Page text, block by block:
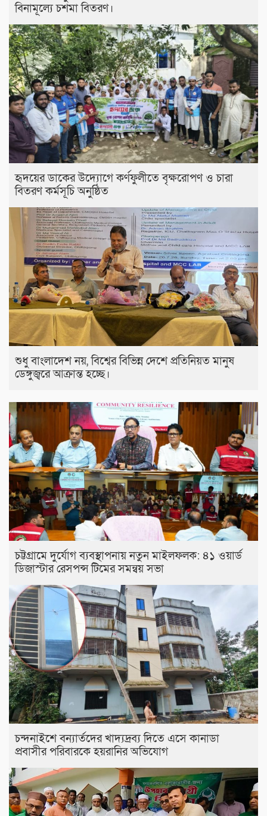
বিনামূল্যে চশমা বিতরণ।
হৃদয়ের ডাকের উদ্যোগে কর্ণফুলীতে বৃক্ষরোপণ ও চারা
বিতরণ কর্মসূচি অনুষ্ঠিত
শুধু বাংলাদেশ নয়, বিশ্বের বিভিন্ন দেশে প্রতিনিয়ত মানুষ
ডেঙ্গুজ্বরে আক্রান্ত হচ্ছে।
চট্টগ্রামে দুর্যোগ ব্যবস্থাপনায় নতুন মাইলফলক: ৪১ ওয়ার্ড
ডিজাস্টার রেসপন্স টিমের সমন্বয় সভা
চন্দনাইশে বন্যার্তদের খাদ্যদ্রব্য দিতে এসে কানাডা
প্রবাসীর পরিবারকে হয়রানির অভিযোগ